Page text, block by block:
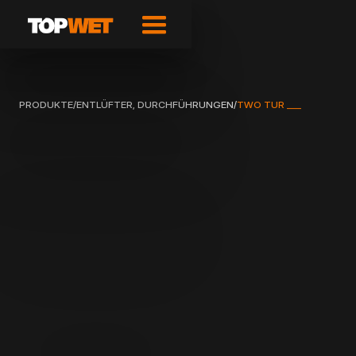
PRODUKTE/ENTLÜFTER, DURCHFÜHRUNGEN/TWO TUR ___